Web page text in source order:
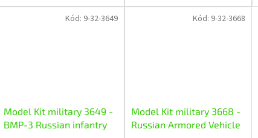
Model Kit military 3649 -
BMP-3 Russian infantry
Kód: 9-32-3649
Model Kit military 3668 -
Russian Armored Vehicle
Kód: 9-32-3668